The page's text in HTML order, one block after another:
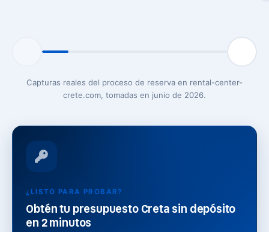
Capturas reales del proceso de reserva en rental-center-
crete.com, tomadas en junio de 2026.
¿LISTO PARA PROBAR?
Obtén tu presupuesto Creta sin depósito
en 2 minutos